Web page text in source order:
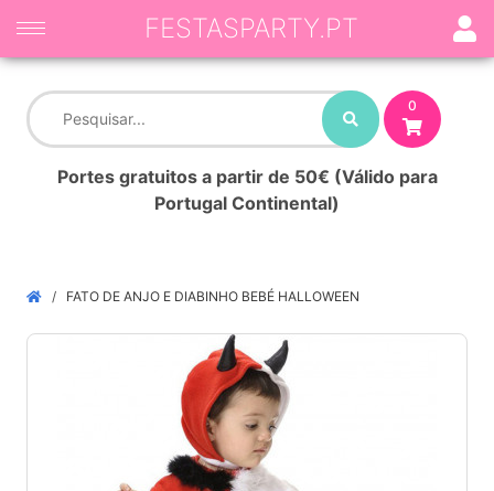
0
Portes gratuitos a partir de 50€ (Válido para
Portugal Continental)
FESTASPARTY.PT
FATO DE ANJO E DIABINHO BEBÉ HALLOWEEN